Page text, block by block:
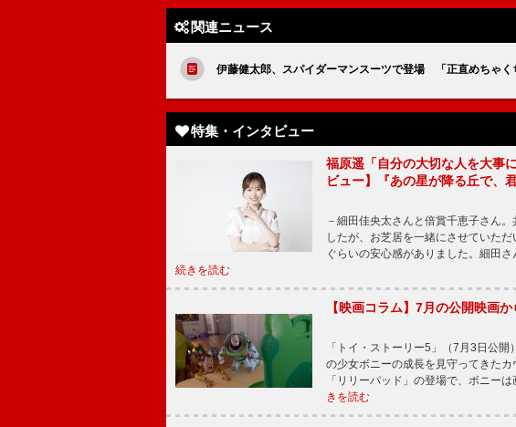
関連ニュース
伊藤健太郎、スパイダーマンスーツで登場 「正直めちゃく
特集・インタビュー
福原遥「自分の大切な人を大事
ビュー】『あの星が降る丘で、
－細田佳央太さんと倍賞千恵子さん
したが、お芝居を一緒にさせていた
ぐらいの安心感がありました。細田
続きを読む
【映画コラム】7月の公開映画か
「トイ・ストーリー5」（7月3日公
の少女ボニーの成長を見守ってきた
「リリーパッド」の登場で、ボニー
きを読む